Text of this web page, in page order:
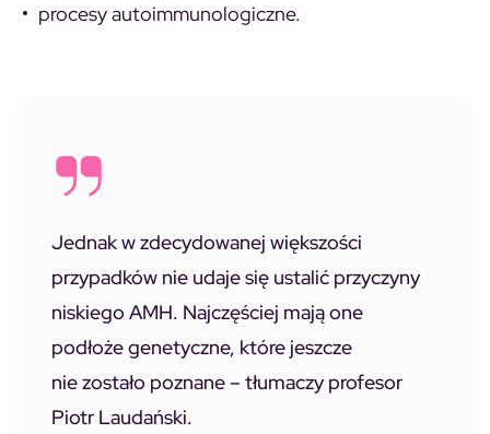
procesy autoimmunologiczne.
Jednak w zdecydowanej większości
przypadków nie udaje się ustalić przyczyny
niskiego AMH. Najczęściej mają one
podłoże genetyczne, które jeszcze
nie zostało poznane – tłumaczy profesor
Piotr Laudański.